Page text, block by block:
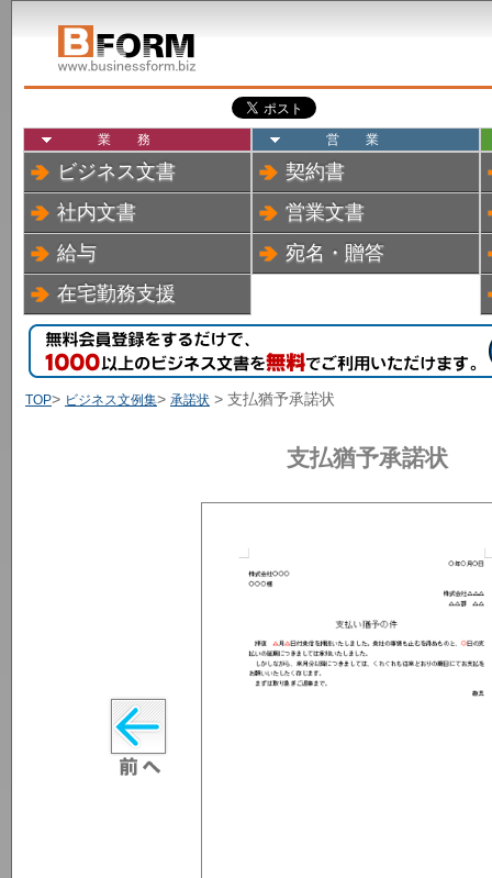
業務
ビジネス文書
社内文書
給与
在宅勤務支援
営業
契約書
営業文書
宛名・贈答
TOP> ビジネス文例集> 承諾状 > 支払猶予承諾状
支払猶予承諾状